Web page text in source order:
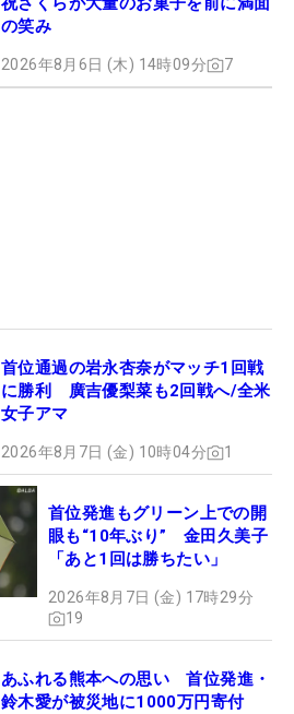
の笑み
2026年8月6日 (木) 14時09分 7
首位通過の岩永杏奈がマッチ1回戦
に勝利 廣吉優梨菜も2回戦へ/全米
女子アマ
2026年8月7日 (金) 10時04分 1
首位発進もグリーン上での開
眼も“10年ぶり” 金田久美子
「あと1回は勝ちたい」
2026年8月7日 (金) 17時29分
19
あふれる熊本への思い 首位発進・
鈴木愛が被災地に1000万円寄付